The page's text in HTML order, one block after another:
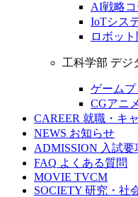
AI戦略コ
IoTシス
ロボッ
工科学部 デジ
ゲーム
CGアニ
CAREER 就職・キ
NEWS お知らせ
ADMISSION 入試要
FAQ よくある質問
MOVIE TVCM
SOCIETY 研究・社